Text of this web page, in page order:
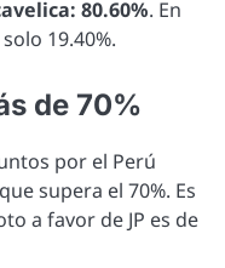
80.60%. En
19.40%.
de 70%
por el Perú
supera el 70%. Es
a favor de JP es de